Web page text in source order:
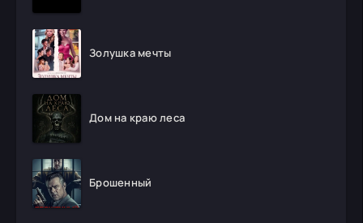
Золушка мечты
Дом на краю леса
Брошенный